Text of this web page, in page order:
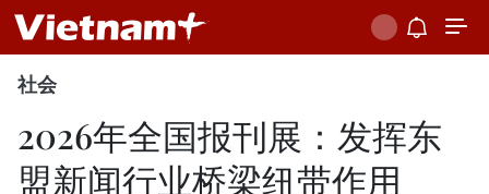
社会
2026年全国报刊展：发挥东
盟新闻行业桥梁纽带作用